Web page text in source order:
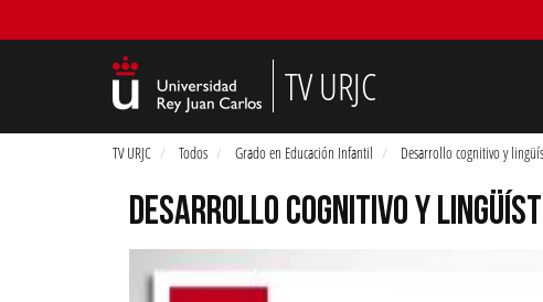
TV URJC
TV URJC Todos Grado en Educación Infantil Desarrollo cognitivo y
DESARROLLO COGNITIVO Y